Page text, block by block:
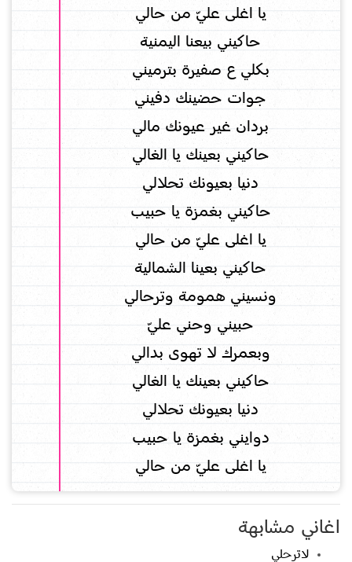
يا اغلى عليّ من حالي
حاكيني بيعنا اليمنية
بكلي ع صفيرة بترميني
جوات حضينك دفيني
بردان غير عيونك مالي
حاكيني بعينك يا الغالي
دنيا بعيونك تحلالي
حاكيني بغمزة يا حبيب
يا اغلى عليّ من حالي
حاكيني بعينا الشمالية
ونسيني همومة وترحالي
حبيني وحني عليّ
وبعمرك لا تهوى بدالي
حاكيني بعينك يا الغالي
دنيا بعيونك تحلالي
دوايني بغمزة يا حبيب
يا اغلى عليّ من حالي
اغاني مشابهة
لاترحلي